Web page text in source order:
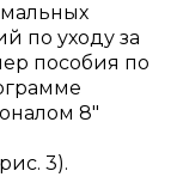
по уходу за
пособия по
8"
3).